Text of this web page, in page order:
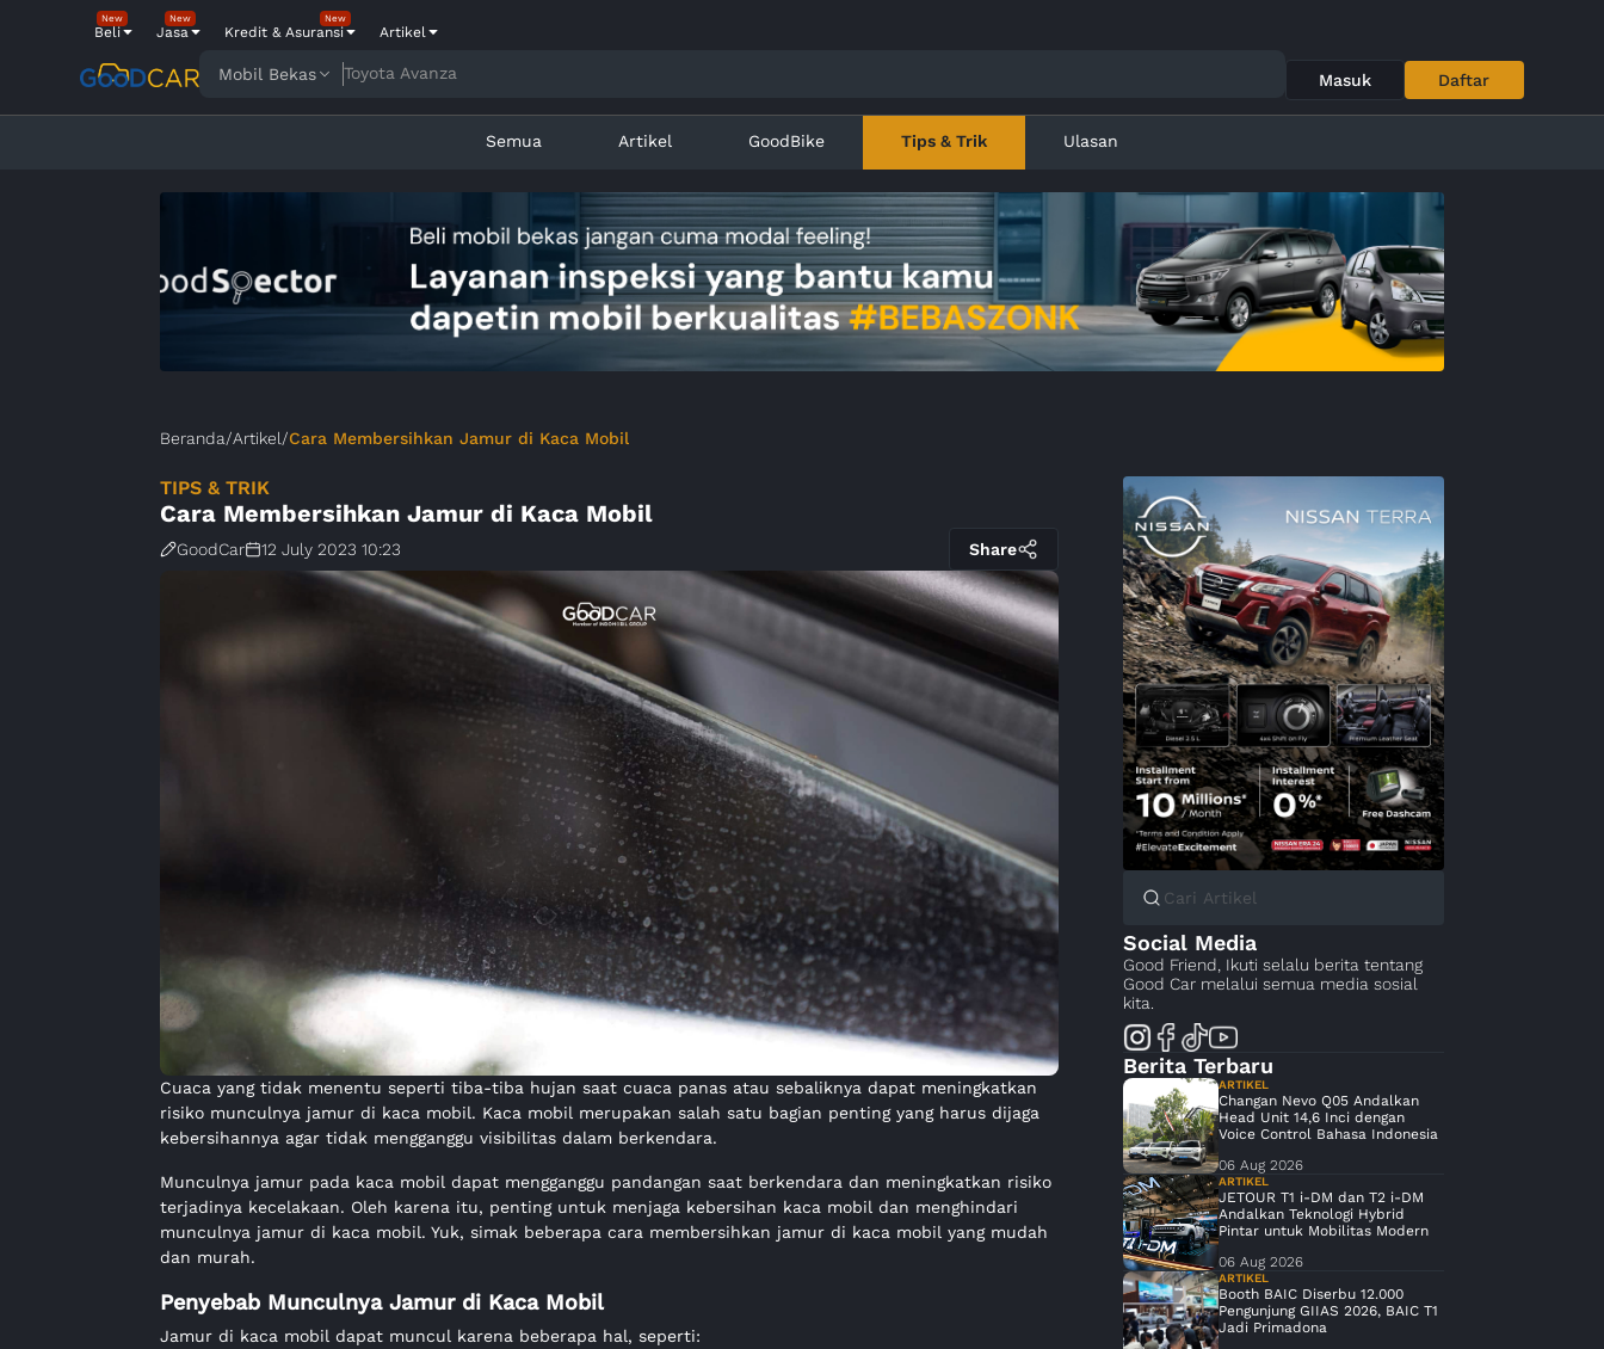
Beli
New
Jasa
New
Kredit & Asuransi
New
Artikel
Mobil Bekas Daihatsu Xenia Masuk Daftar
Semua Artikel GoodBike Tips & Trik Ulasan
Beranda/Artikel/Cara Membersihkan Jamur di Kaca Mobil
TIPS & TRIK
Cara Membersihkan Jamur di Kaca Mobil
GoodCar 12 July 2023 10:23 Share
Cuaca yang tidak menentu seperti tiba-tiba hujan saat cuaca panas atau sebaliknya dapat meningkatkan
risiko munculnya jamur di kaca mobil. Kaca mobil merupakan salah satu bagian penting yang harus dijaga
kebersihannya agar tidak mengganggu visibilitas dalam berkendara.
Munculnya jamur pada kaca mobil dapat mengganggu pandangan saat berkendara dan meningkatkan risiko
terjadinya kecelakaan. Oleh karena itu, penting untuk menjaga kebersihan kaca mobil dan menghindari
munculnya jamur di kaca mobil. Yuk, simak beberapa cara membersihkan jamur di kaca mobil yang mudah
dan murah.
Penyebab Munculnya Jamur di Kaca Mobil
Jamur di kaca mobil dapat muncul karena beberapa hal, seperti:
Social Media
Good Friend, Ikuti selalu berita tentang
Good Car melalui semua media sosial
kita.
Berita Terbaru
ARTIKEL
Changan Nevo Q05 Andalkan
Head Unit 14,6 Inci dengan
Voice Control Bahasa Indonesia
06 Aug 2026
ARTIKEL
JETOUR T1 i-DM dan T2 i-DM
Andalkan Teknologi Hybrid
Pintar untuk Mobilitas Modern
06 Aug 2026
ARTIKEL
Booth BAIC Diserbu 12.000
Pengunjung GIIAS 2026, BAIC T1
Jadi Primadona